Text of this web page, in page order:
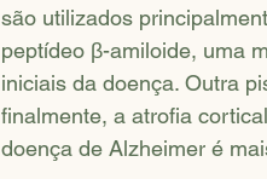
são utilizados
peptídeo β-amiloide, uma
iniciais da doença. Outra
finalmente, a atrofia
doença de Alzheimer é